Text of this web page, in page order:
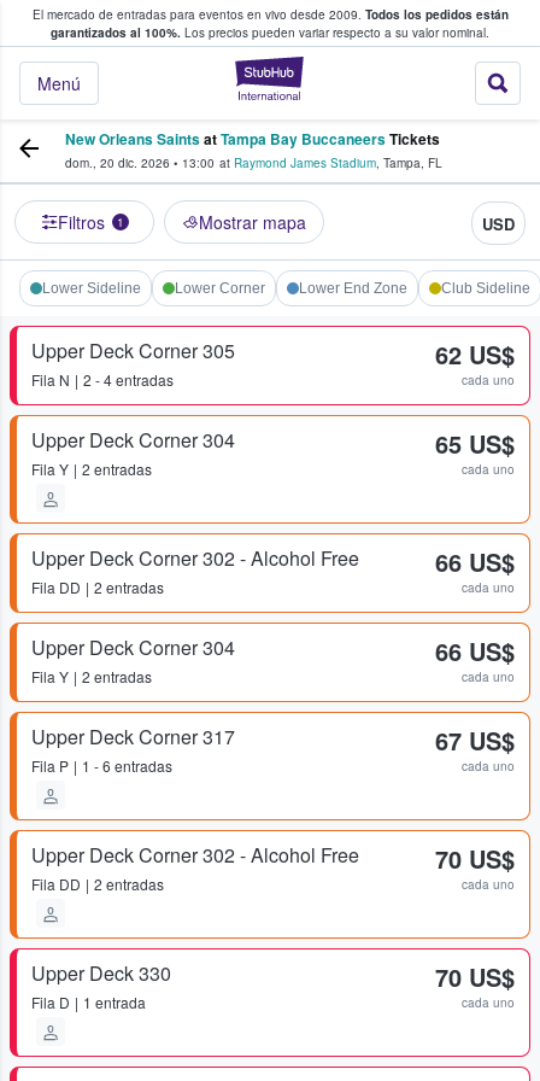
El mercado de entradas para eventos en vivo desde 2009. Todos los pedidos están
garantizados al 100%. Los precios pueden variar respecto a su valor nominal.
StubHub:
Menú
y venta de entradas entre fans
New Orleans SaintsatTampa Bay BuccaneersTickets
dom., 20 dic. 2026 • 13:00 at Raymond James Stadium, Tampa, FL
Filtros 1 Mostrar mapa USD
Lower Sideline Lower Corner Lower End Zone Club Sideline
Upper Deck Corner 305
Fila N 2 - 4 entradas
62 US$
cada uno
Upper Deck Corner 304
Fila Y 2 entradas
65 US$
cada uno
Upper Deck Corner 302 - Alcohol Free
Fila DD 2 entradas
66 US$
cada uno
Upper Deck Corner 304
Fila Y 2 entradas
66 US$
cada uno
Upper Deck Corner 317
Fila P 1 - 6 entradas
67 US$
cada uno
Upper Deck Corner 302 - Alcohol Free
Fila DD 2 entradas
70 US$
cada uno
Upper Deck 330
Fila D 1 entrada
70 US$
cada uno